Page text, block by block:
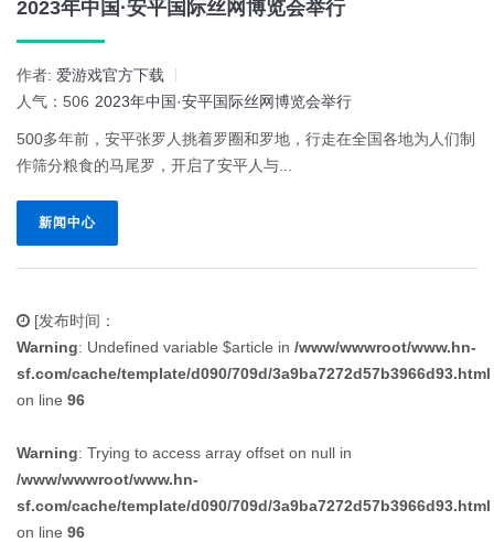
2023年中国·安平国际丝网博览会举行
作者: 爱游戏官方下载
人气：506 2023年中国·安平国际丝网博览会举行
500多年前，安平张罗人挑着罗圈和罗地，行走在全国各地为人们制
作筛分粮食的马尾罗，开启了安平人与...
新闻中心
[发布时间：
Warning: Undefined variable $article in /www/wwwroot/www.hn-
sf.com/cache/template/d090/709d/3a9ba7272d57b3966d93.html
on line 96
Warning: Trying to access array offset on null in
/www/wwwroot/www.hn-
sf.com/cache/template/d090/709d/3a9ba7272d57b3966d93.html
on line 96